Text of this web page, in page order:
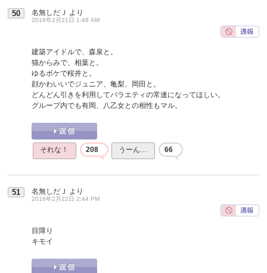
50 名無しだＪ より
2016年2月21日 1:48 AM
建築アイドルで、森泉と。
猫からみで、相葉と。
ゆるボケで桜井と。
顔かわいいでジュニア、亀梨、岡田と。
どんどん引きを利用してバラエティの常連になってほしい。
グループ内でも有岡、八乙女との相性もマル。
それな！ 208 うーん… 66
51 名無しだＪ より
2016年2月22日 2:44 PM
目障り
キモイ